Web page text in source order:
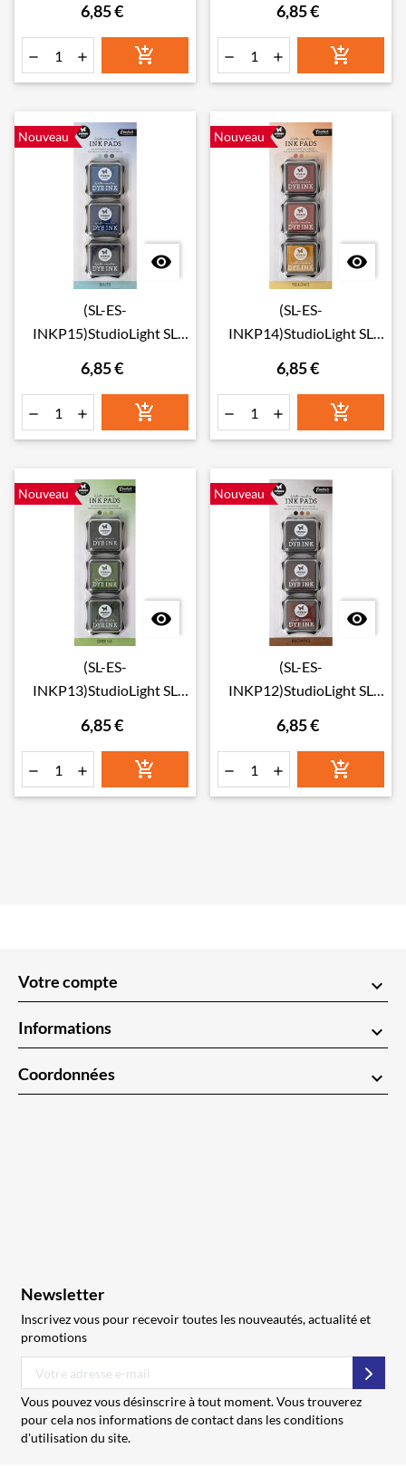
Pastels Essentials Tools
6,85 €
  
Purples Essentials Tools
6,85 €
  
Nouveau

(SL-ES-
INKP15)StudioLight SL
Blues Essentials Tools
6,85 €
  
Nouveau

(SL-ES-
INKP14)StudioLight SL
Yellows Essentials Tools
6,85 €
  
Nouveau

(SL-ES-
INKP13)StudioLight SL
Greens Essentials Tools
6,85 €
  
Nouveau

(SL-ES-
INKP12)StudioLight SL
Browns Essentials Tools
6,85 €
  
Votre compte keyboard_arrow_down
Informations keyboard_arrow_down
Coordonnées keyboard_arrow_down
Newsletter
Inscrivez vous pour recevoir toutes les nouveautés, actualité et
promotions
Vous pouvez vous désinscrire à tout moment. Vous trouverez
pour cela nos informations de contact dans les conditions
d'utilisation du site.